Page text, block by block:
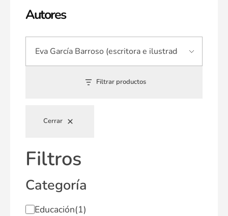
Autores
Filtrar productos
Cerrar
Filtros
Categoría
Educación(1)